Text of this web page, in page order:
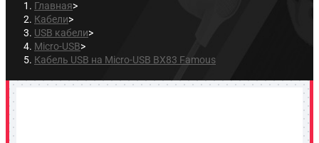
Главная>
Кабели>
USB кабели>
Micro-USB>
Кабель USB на Micro-USB BX83 Famous